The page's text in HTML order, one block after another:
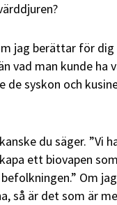
jag berättar för
vad man kunde
de syskon och
du säger.
ett biovapen
Om
så är det som är